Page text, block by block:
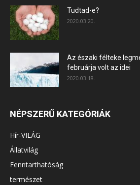
Tudtad-e?
2020.03.20.
Az északi félteke
februárja volt az idei
2020.03.18.
NÉPSZERŰ KATEGÓRIÁK
Hír-VILÁG
Állatvilág
Fenntarthatóság
természet